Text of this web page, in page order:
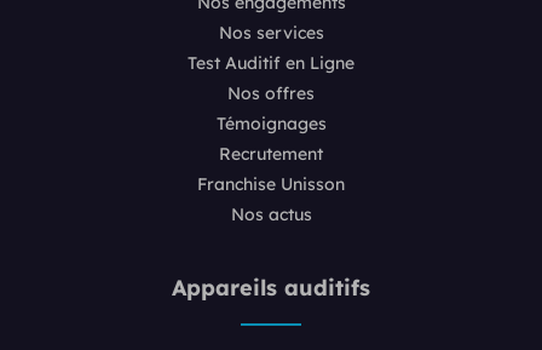
Nos services
Test Auditif en Ligne
Nos offres
Témoignages
Recrutement
Franchise Unisson
Nos actus
Appareils auditifs